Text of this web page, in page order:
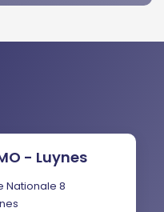
:
- Luynes
Nationale 8